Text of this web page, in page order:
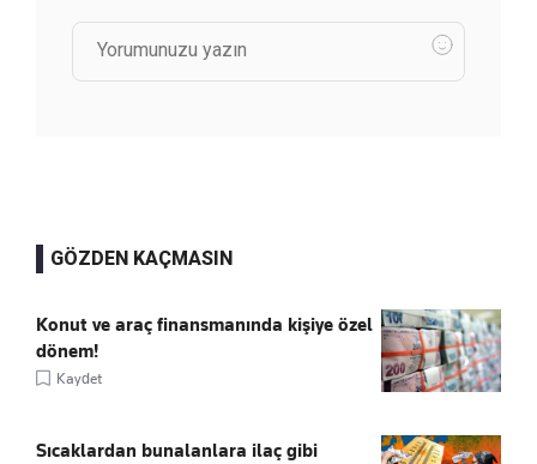
GÖZDEN KAÇMASIN
Konut ve araç finansmanında kişiye özel
dönem!
Kaydet
Sıcaklardan bunalanlara ilaç gibi